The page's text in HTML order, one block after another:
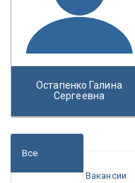
Остапенко Галина
Сергеевна
Все
Медиа Вакансии